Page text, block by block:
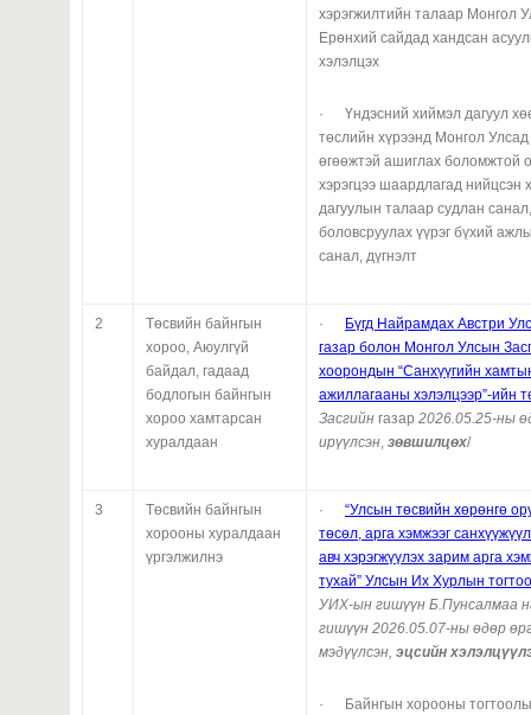
хэрэгжилтийн талаар Монгол
Ерөнхий сайдад хандсан
хэлэлцэх
· Үндэсний хиймэл дагуул
төслийн хүрээнд Монгол Улсад
өгөөжтэй ашиглах боломжтой
хэрэгцээ шаардлагад нийцсэн
дагуулын талаар судлан
боловсруулах үүрэг бүхий
санал, дүгнэлт
2
Төсвийн байнгын
хороо, Аюулгүй
байдал, гадаад
бодлогын байнгын
хороо хамтарсан
хуралдаан
· Бүгд Найрамдах Австри
газар болон Монгол Улсын
хоорондын “Санхүүгийн
ажиллагааны хэлэлцээр”-ийн
Засгийн газар 2026.05.25-ны
ирүүлсэн зөвшилцөх/
3
Төсвийн байнгын
хорооны хуралдаан
үргэлжилнэ
· “Улсын төсвийн хөрөнгө
төсөл, арга хэмжээг
авч хэрэгжүүлэх зарим арга
тухай” Улсын Их Хурлын
УИХ-ын гишүүн Б.Пунсалмаа
гишүүн 2026.05.07-ны өдөр
мэдүүлсэн, эцсийн
· Байнгын хорооны